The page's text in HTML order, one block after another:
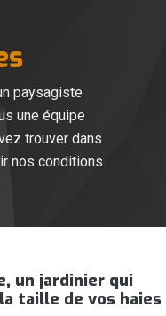
paysagiste
une équipe
trouver dans
nos conditions.
un jardinier qui
taille de vos haies